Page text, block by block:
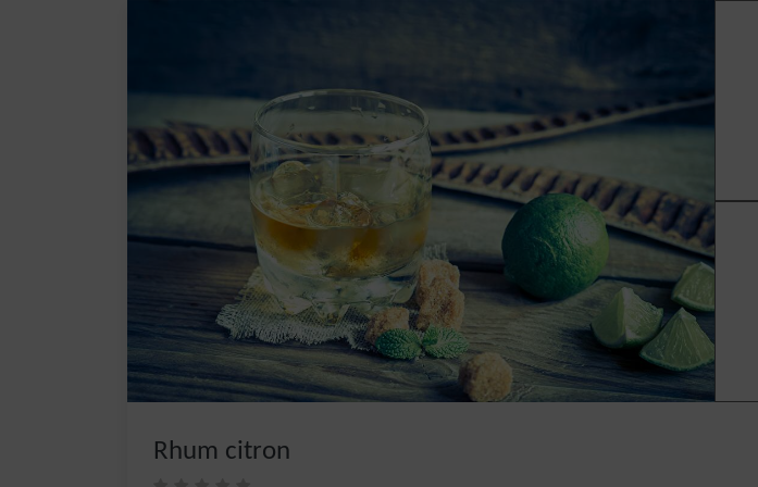
Rhum citron